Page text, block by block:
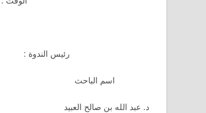
رئيس الندوة :
اسم الباحث
د. عبد الله بن صالح العبيد